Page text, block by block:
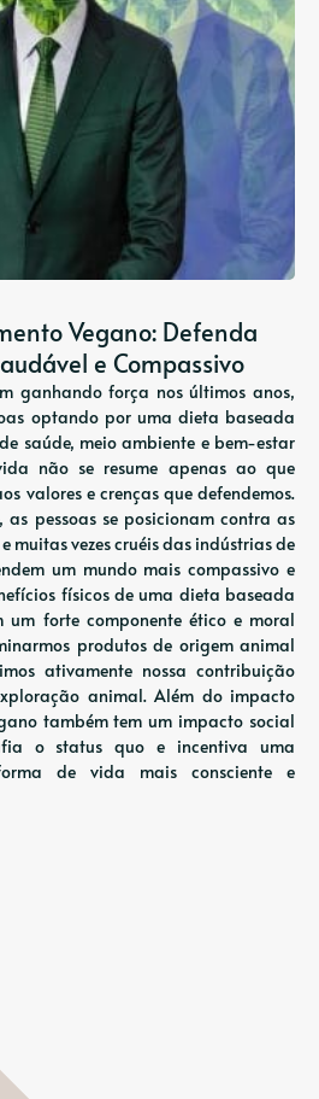
Vegano: Defenda
e Compassivo
ganhando força nos últimos anos,
optando por uma dieta baseada
saúde, meio ambiente e bem-estar
não se resume apenas ao que
valores e crenças que defendemos.
as pessoas se posicionam contra as
vezes cruéis das indústrias de
um mundo mais compassivo e
físicos de uma dieta baseada
um forte componente ético e moral
produtos de origem animal
ativamente nossa contribuição
animal. Além do impacto
também tem um impacto social
o status quo e incentiva uma
de vida mais consciente e